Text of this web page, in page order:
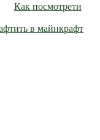
Как посмотрети
в майнкрафт